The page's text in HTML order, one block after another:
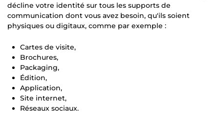
décline votre identité sur tous les supports de
communication dont vous avez besoin, qu'ils soient
physiques ou digitaux, comme par exemple :
Cartes de visite,
Brochures,
Packaging,
Édition,
Application,
Site internet,
Réseaux sociaux.